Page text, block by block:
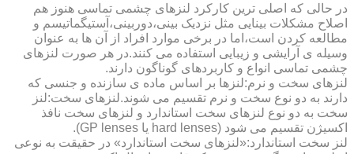
در حالی که اصلی ترین کارکرد لنزهای چشمی تماسی هنوز هم
اصلاح مشکلات بینایی مثل نزدیک بینی،دوربینی،آستیگماتیسم و
مطالعه کردن است،اما در برخی موارد افراد از آن ها به عنوان
وسیله ی آرایشی و زیبایی استفاده می کنند.در هر صورت لنزهای
چشمی تماسی انواع و کاربردهای گوناگون دارند.
لنزهای سخت و نرم:لنزها بر اساس ماده ی سازنده و جنسی که
دارند به دو نوع سخت و نرم تقسیم می شوند.لنزهای سخت:لنز
سخت به دو نوع لنزهای سخت استاندارد و لنزهای سخت نافذ
اکسیژن تقسیم می شود (hard lenses یا GP lenses).
لنز سخت استاندارد:«لنزهای سخت استاندارد» در حقیقت به نوعی